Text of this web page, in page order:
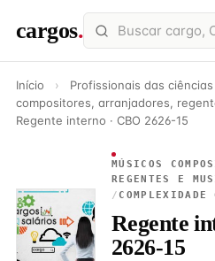
cargos.
Início › Profissionais das
compositores, arranjadores,
Regente interno · CBO 2626-15
MÚSICOS
REGENTES E
/
Regente
2626-15